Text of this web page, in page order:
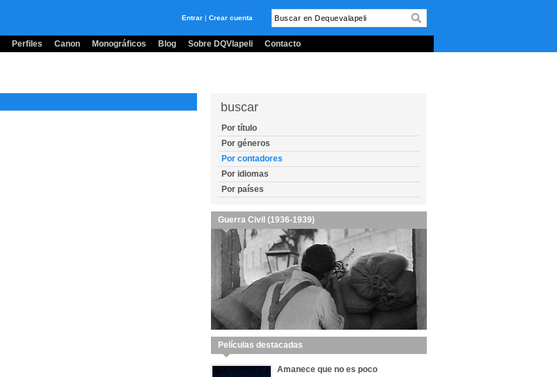
Entrar | Crear cuenta
Perfiles Canon Monográficos Blog Sobre DQVlapeli Contacto
buscar
Por título
Por géneros
Por contadores
Por idiomas
Por países
Guerra Civil (1936-1939)
Películas destacadas
Amanece que no es poco